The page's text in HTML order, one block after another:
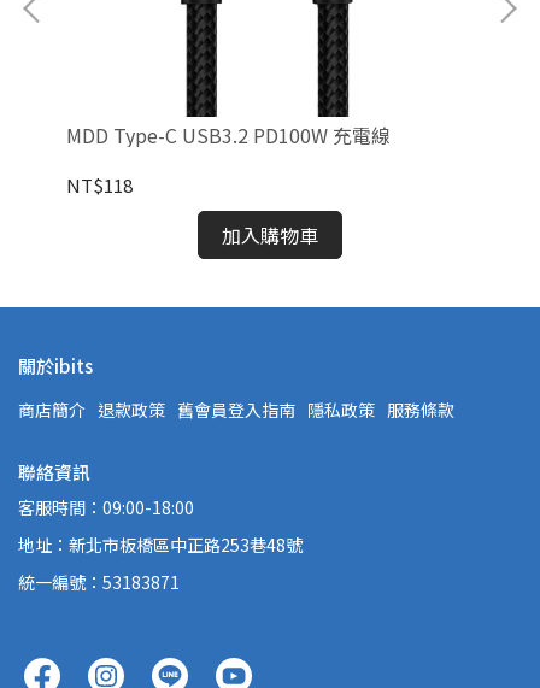
MDD Type-C USB3.2 PD100W 充電線
NT$118
加入購物車
關於ibits
商店簡介 退款政策 舊會員登入指南 隱私政策 服務條款
聯絡資訊
客服時間：09:00-18:00
地址：新北市板橋區中正路253巷48號
統一編號：53183871